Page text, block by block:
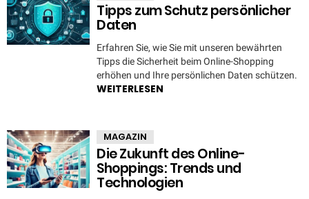
Tipps zum Schutz persönlicher
Daten
Erfahren Sie, wie Sie mit unseren bewährten
Tipps die Sicherheit beim Online-Shopping
erhöhen und Ihre persönlichen Daten schützen.
WEITERLESEN
MAGAZIN
Die Zukunft des Online-
Shoppings: Trends und
Technologien